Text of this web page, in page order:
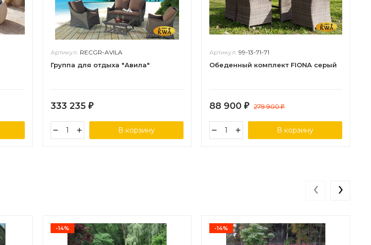
Артикул: RECGR-AVILA
Группа для отдыха "Авила"
333 235 ₽
В корзину
Артикул: 99-13-71-71
Обеденный комплект FIONA серый
88 900 ₽ 279 900₽
В корзину
-14% -14%
‹ ›